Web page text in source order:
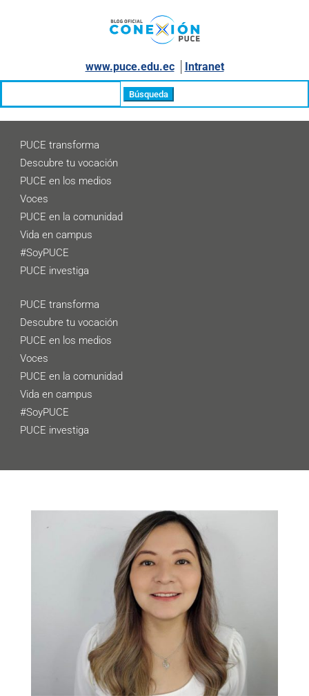
www.puce.edu.ec│ Intranet
PUCE transforma
Descubre tu vocación
PUCE en los medios
Voces
PUCE en la comunidad
Vida en campus
#SoyPUCE
PUCE investiga
PUCE transforma
Descubre tu vocación
PUCE en los medios
Voces
PUCE en la comunidad
Vida en campus
#SoyPUCE
PUCE investiga